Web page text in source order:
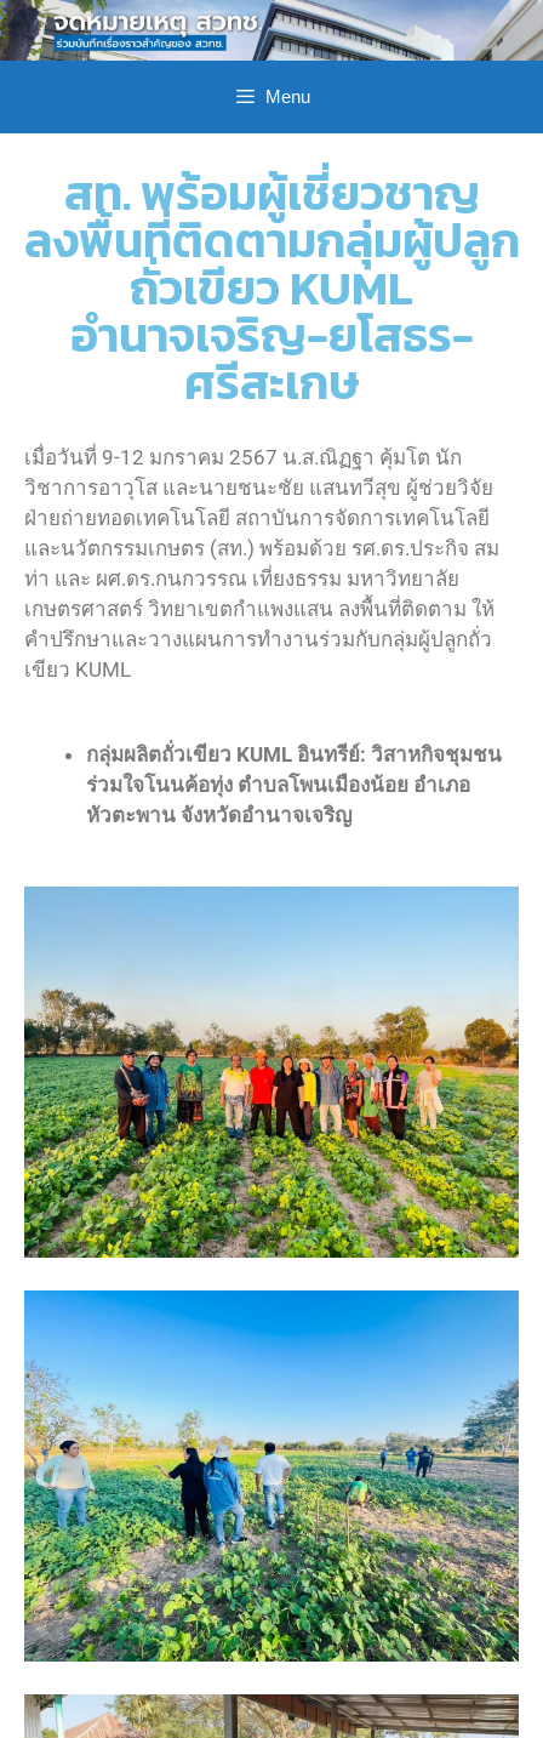
Menu
สท. พร้อมผู้เชี่ยวชาญ
ลงพื้นที่ติดตามกลุ่มผู้ปลูก
ถั่วเขียว KUML
อำนาจเจริญ-ยโสธร-
ศรีสะเกษ
เมื่อวันที่ 9-12 มกราคม 2567 น.ส.ณิฏฐา คุ้มโต นัก
วิชาการอาวุโส และนายชนะชัย แสนทวีสุข ผู้ช่วยวิจัย
ฝ่ายถ่ายทอดเทคโนโลยี สถาบันการจัดการเทคโนโลยี
และนวัตกรรมเกษตร (สท.) พร้อมด้วย รศ.ดร.ประกิจ สม
ท่า และ ผศ.ดร.กนกวรรณ เที่ยงธรรม มหาวิทยาลัย
เกษตรศาสตร์ วิทยาเขตกำแพงแสน ลงพื้นที่ติดตาม ให้
คำปรึกษาและวางแผนการทำงานร่วมกับกลุ่มผู้ปลูกถั่ว
เขียว KUML
กลุ่มผลิตถั่วเขียว KUML อินทรีย์: วิสาหกิจชุมชน
ร่วมใจโนนค้อทุ่ง ตำบลโพนเมืองน้อย อำเภอ
หัวตะพาน จังหวัดอำนาจเจริญ